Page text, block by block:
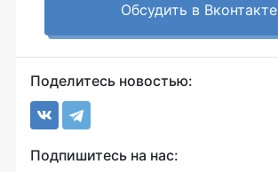
Обсудить в Вконтакте
Поделитесь новостью:
Подпишитесь на нас: